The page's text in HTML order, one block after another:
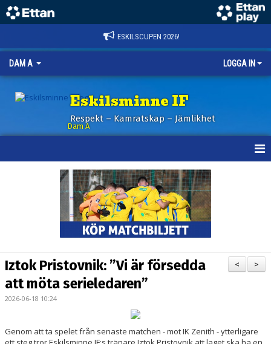
ESKILSCUPEN 2026!
DAM A LOGGA IN
Eskilsminne IF
Respekt – Kamratskap – Jämlikhet
Dam A
BILDGALLERI
DOKUMENT
KONTAKT
>
<
Iztok Pristovnik: ”Vi är försedda
att möta serieledaren”
2026-06-18 10:24
Genom att ta spelet från senaste matchen - mot IK Zenith - ytterligare